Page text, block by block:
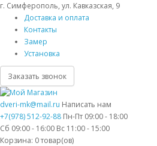
г. Симферополь, ул. Кавказская, 9
Доставка и оплата
Контакты
Замер
Установка
Заказать звонок
dveri-mk@mail.ru Написать нам
+7(978) 512-92-88 Пн-Пт 09:00 - 18:00
Сб 09:00 - 16:00 Вс 11:00 - 15:00
Корзина: 0товар(ов)